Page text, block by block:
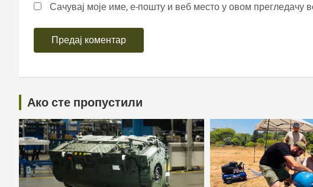
Сачувај моје име, е-пошту и веб место у овом прегледачу
Ако сте пропустили